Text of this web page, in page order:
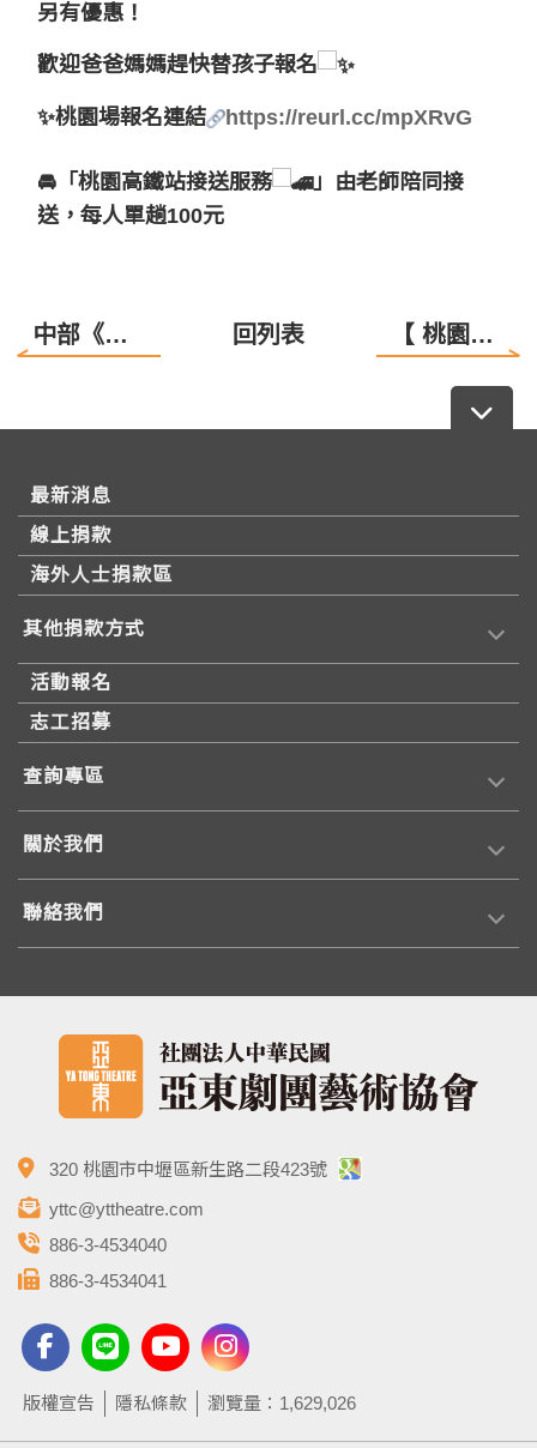
另有優惠！
歡迎爸爸媽媽趕快替孩子報名
✨桃園場報名連結 https://reurl.cc/mpXRvG
🚘「桃園高鐵站接送服務
」由老師陪同接
送，每人單趟100元
中部《愛就不孤單》 關懷之旅，平安完成！ 回列表 【 桃園區《愛就不孤單》旅程讓我們感動不已！】
最新消息
線上捐款
海外人士捐款區
其他捐款方式
活動報名
志工招募
查詢專區
關於我們
聯絡我們
320 桃園市中壢區新生路二段423號
yttc@yttheatre.com
886-3-4534040
886-3-4534041
版權宣告 隱私條款 瀏覽量：1,629,026